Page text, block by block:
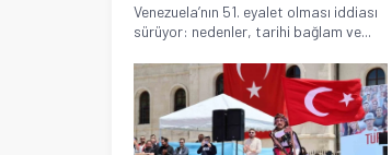
Venezuela’nın 51. eyalet olması iddiası
sürüyor: nedenler, tarihi bağlam ve...